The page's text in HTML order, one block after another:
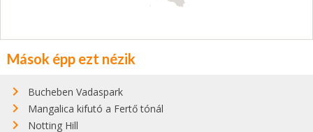
Mások épp ezt nézik
Bucheben Vadaspark
Mangalica kifutó a Fertő tónál
Notting Hill